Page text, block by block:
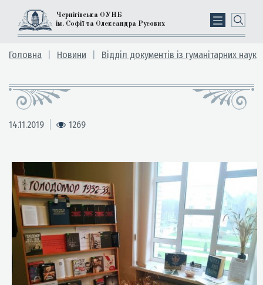
Чернігівська ОУНБ
ім. Софії та Олександра Русових
Головна Новини Відділ документів із гуманітарних наук
14.11.2019 1269